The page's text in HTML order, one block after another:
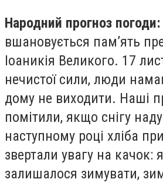
Народний прогноз погоди:
вшановується пам’ять
Іоаникія Великого. 17
нечистої сили, люди
дому не виходити. Наші
помітили, якщо снігу
наступному році хліба
звертали увагу на качок:
залишалося зимувати,